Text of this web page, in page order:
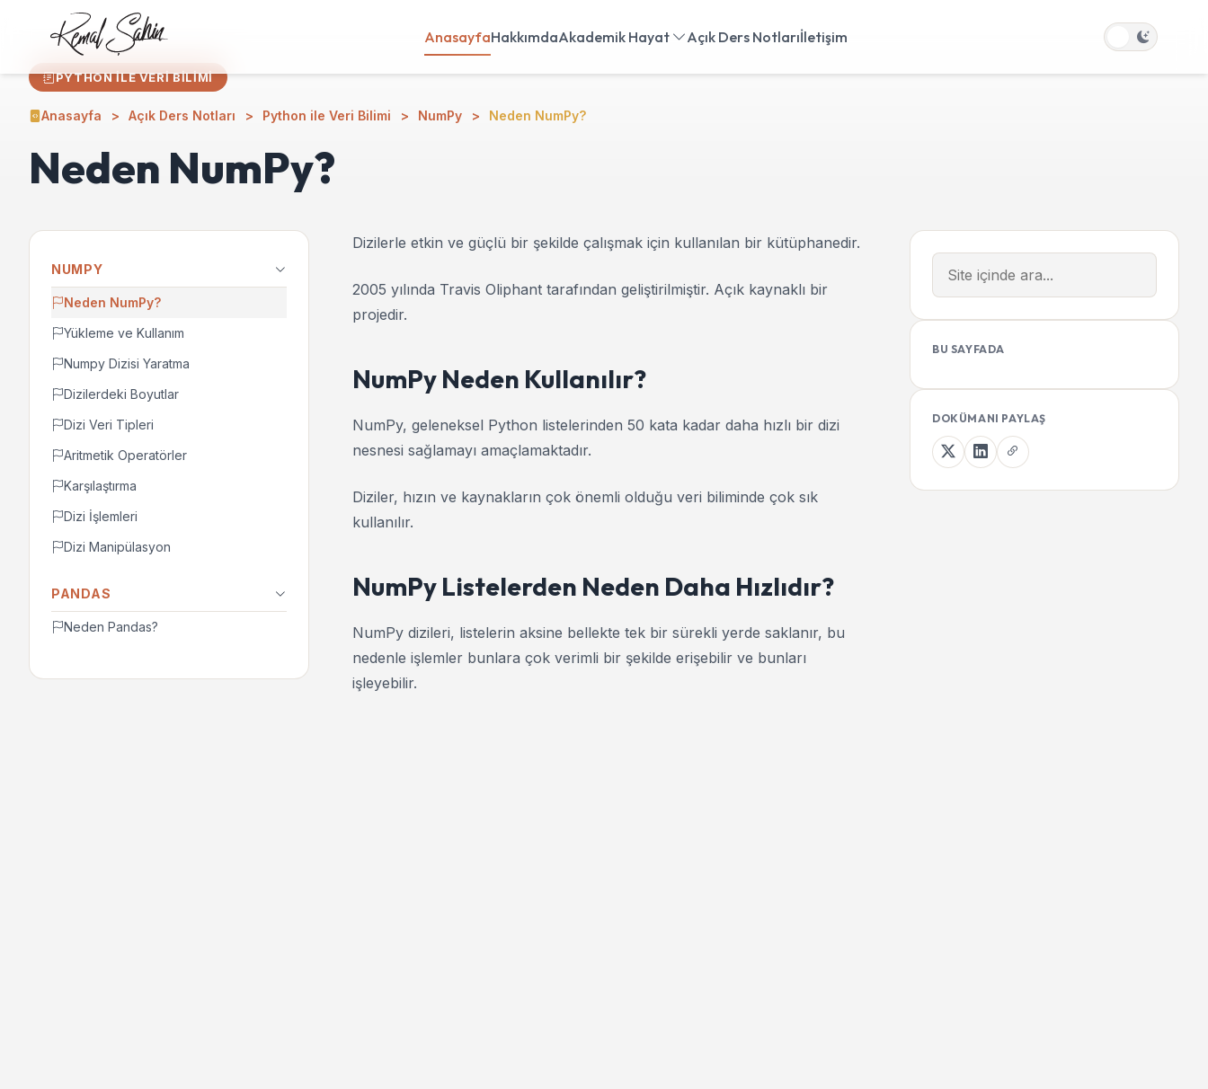
AnasayfaHakkımdaAkademik Hayat Açık Ders Notlarıİletişim
PYTHON ILE VERI BILIMI
Anasayfa Açık Ders Notları Python ile Veri Bilimi NumPy Neden NumPy?
Neden NumPy?
NUMPY
Neden NumPy?
Yükleme ve Kullanım
Numpy Dizisi Yaratma
Dizilerdeki Boyutlar
Dizi Veri Tipleri
Aritmetik Operatörler
Karşılaştırma
Dizi İşlemleri
Dizi Manipülasyon
PANDAS
Neden Pandas?
Dizilerle etkin ve güçlü bir şekilde çalışmak için kullanılan bir kütüphanedir.
2005 yılında Travis Oliphant tarafından geliştirilmiştir. Açık kaynaklı bir
projedir.
NumPy Neden Kullanılır?
NumPy, geleneksel Python listelerinden 50 kata kadar daha hızlı bir dizi
nesnesi sağlamayı amaçlamaktadır.
Diziler, hızın ve kaynakların çok önemli olduğu veri biliminde çok sık
kullanılır.
NumPy Listelerden Neden Daha Hızlıdır?
NumPy dizileri, listelerin aksine bellekte tek bir sürekli yerde saklanır, bu
nedenle işlemler bunlara çok verimli bir şekilde erişebilir ve bunları
işleyebilir.
BU SAYFADA
DOKÜMANI PAYLAŞ